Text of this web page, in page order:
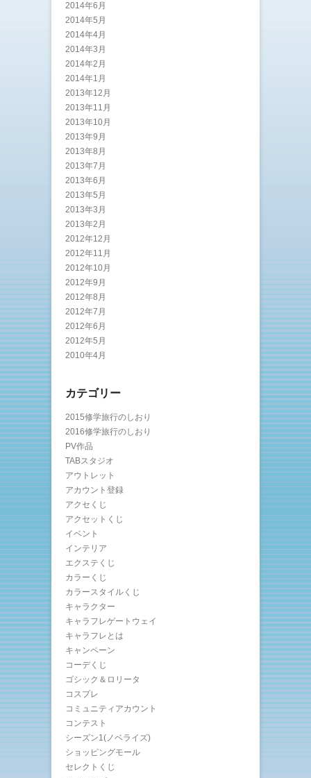
2014年6月
2014年5月
2014年4月
2014年3月
2014年2月
2014年1月
2013年12月
2013年11月
2013年10月
2013年9月
2013年8月
2013年7月
2013年6月
2013年5月
2013年3月
2013年2月
2012年12月
2012年11月
2012年10月
2012年9月
2012年8月
2012年7月
2012年6月
2012年5月
2010年4月
カテゴリー
2015修学旅行のしおり
2016修学旅行のしおり
PV作品
TABスタジオ
アウトレット
アカウント登録
アクセくじ
アクセットくじ
イベント
インテリア
エクステくじ
カラーくじ
カラースタイルくじ
キャラクター
キャラフレゲートウェイ
キャラフレとは
キャンペーン
コーデくじ
ゴシック＆ロリータ
コスプレ
コミュニティアカウント
コンテスト
シーズン1(ノベライズ)
ショッピングモール
セレクトくじ